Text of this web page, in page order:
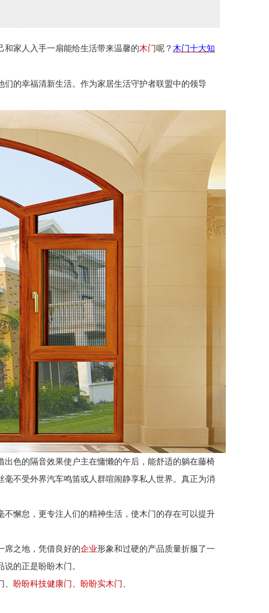
家人入手一扇能给生活带来温馨的木门呢？ 木门十大知
的幸福清新生活。作为家居生活守护者联盟中的领导
色的隔音效果使户主在慵懒的午后，能舒适的躺在藤椅
不受外界汽车鸣笛或人群喧闹静享私人世界。真正为消
懈怠，更专注人们的精神生活，使木门的存在可以提升
席之地，凭借良好的企业形象和过硬的产品质量折服了一
的正是盼盼木门。
盼盼科技健康门 、 盼盼实木门 、